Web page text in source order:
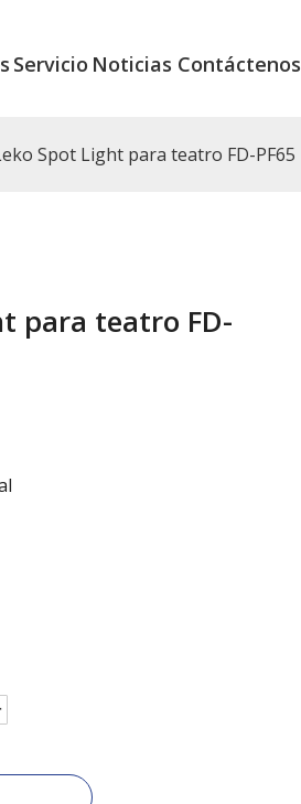
Servicio Noticias Contáctenos
Spot Light para teatro FD-PF65
para teatro FD-